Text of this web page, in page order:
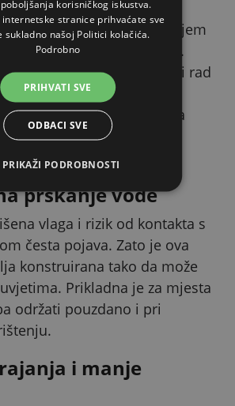
je za rad u zahtjevnijem
obične žarulje brže troše.
pomaže podnijeti redoviti rad
i drugim
Praktičan je izbor za
funkcionalno i otporno
prskanje vode
vlaga i rizik od kontakta s
česta pojava. Zato je ova
konstruirana tako da može
Prikladna je za mjesta
održati pouzdano i pri
i manje
korisničkog iskustva.
stranice prihvaćate sve
sukladno našoj Politici kolačića.
Podrobno
PRIHVATI SVE
ODBACI SVE
PRIKAŽI PODROBNOSTI